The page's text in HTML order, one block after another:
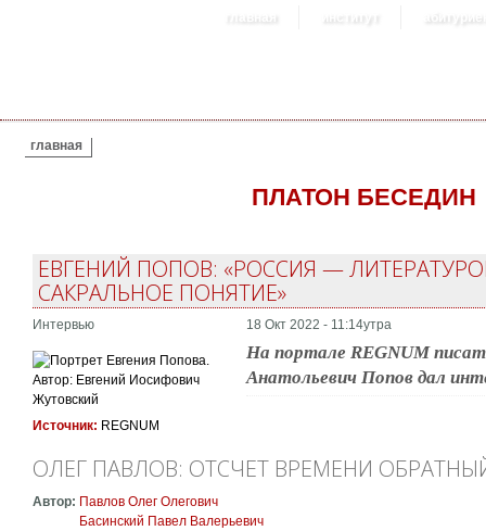
главная институт
ВЫ ЗДЕСЬ
главная
ПЛАТОН БЕСЕДИН
ЕВГЕНИЙ ПОПОВ: «РОССИЯ —
САКРАЛЬНОЕ ПОНЯТИЕ»
Интервью 18 Окт 2022 - 11:14утра
На портале REGNUM
Анатольевич Попов дал
Источник: REGNUM
ОЛЕГ ПАВЛОВ: ОТСЧЕТ ВРЕМЕНИ
Автор: Павлов Олег Олегович
Басинский Павел Валерьевич